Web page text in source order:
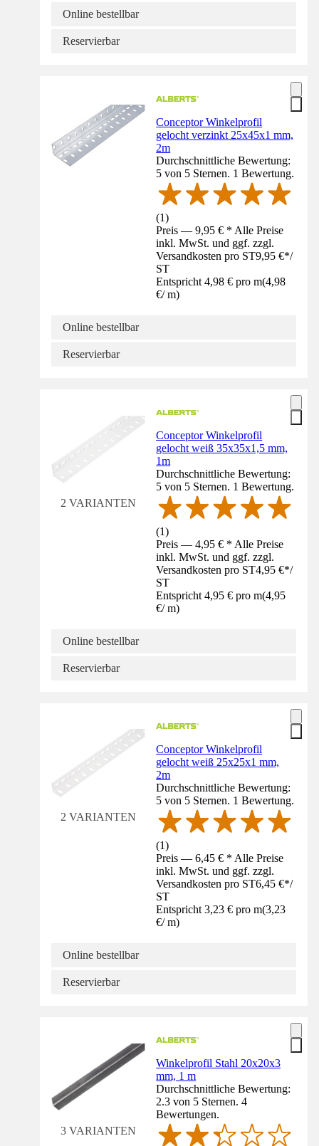
Online bestellbar
Reservierbar
Conceptor Winkelprofil
gelocht verzinkt 25x45x1 mm,
2m
Durchschnittliche Bewertung:
5 von 5 Sternen. 1 Bewertung.
(1)
Preis — 9,95 € * Alle Preise
inkl. MwSt. und ggf. zzgl.
Versandkosten pro ST9,95 €*/
ST
Entspricht 4,98 € pro m(4,98
€/ m)
Online bestellbar
Reservierbar
2 VARIANTEN
Conceptor Winkelprofil
gelocht weiß 35x35x1,5 mm,
1m
Durchschnittliche Bewertung:
5 von 5 Sternen. 1 Bewertung.
(1)
Preis — 4,95 € * Alle Preise
inkl. MwSt. und ggf. zzgl.
Versandkosten pro ST4,95 €*/
ST
Entspricht 4,95 € pro m(4,95
€/ m)
Online bestellbar
Reservierbar
2 VARIANTEN
Conceptor Winkelprofil
gelocht weiß 25x25x1 mm,
2m
Durchschnittliche Bewertung:
5 von 5 Sternen. 1 Bewertung.
(1)
Preis — 6,45 € * Alle Preise
inkl. MwSt. und ggf. zzgl.
Versandkosten pro ST6,45 €*/
ST
Entspricht 3,23 € pro m(3,23
€/ m)
Online bestellbar
Reservierbar
3 VARIANTEN
Winkelprofil Stahl 20x20x3
mm, 1 m
Durchschnittliche Bewertung:
2.3 von 5 Sternen. 4
Bewertungen.